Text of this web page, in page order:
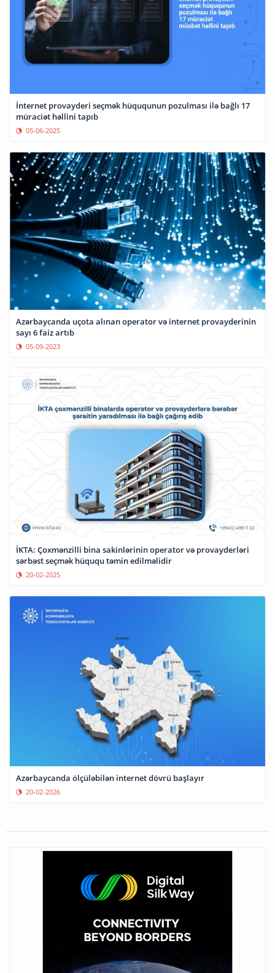
İnternet provayderi seçmək hüququnun pozulması ilə bağlı 17
müraciət həllini tapıb
05-06-2025
Azərbaycanda uçota alınan operator və internet provayderinin
sayı 6 faiz artıb
05-09-2023
İKTA: Çoxmənzilli bina sakinlərinin operator və provayderləri
sərbəst seçmək hüququ təmin edilməlidir
20-02-2025
Azərbaycanda ölçüləbilən internet dövrü başlayır
20-02-2026